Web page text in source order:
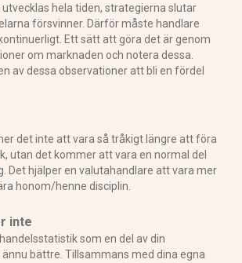
hela tiden, strategierna slutar
försvinner. Därför måste handlare
Ett sätt att göra det är genom
om marknaden och notera dessa.
av dessa observationer att bli en fördel
det inte att vara så tråkigt längre att föra
utan det kommer att vara en normal del
Det hjälper en valutahandlare att vara mer
honom/henne disciplin.
inte
som en del av din
bättre. Tillsammans med dina egna